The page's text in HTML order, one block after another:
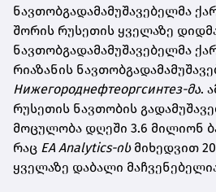
ნავთობგადამამუშავებელმა
შორის რუსეთის ყველაზე
ნავთობგადამამუშავებელმა
რიაზანის
Нижегороднефтеоргсинтез-მა.
რუსეთის ნავთობის
მოცულობა დღეში 3.6 მილიონ
რაც EA Analytics-ის მიხედვით
ყველაზე დაბალი